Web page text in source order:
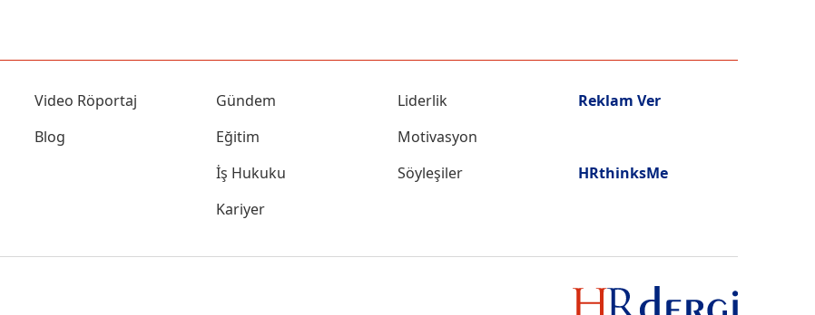
Video Röportaj
Blog
Gündem
Eğitim
İş Hukuku
Kariyer
Liderlik
Motivasyon
Söyleşiler
Reklam Ver
HRthinksMe